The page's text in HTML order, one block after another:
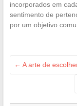
incorporados em
sentimento de
por um objetivo
← A arte de